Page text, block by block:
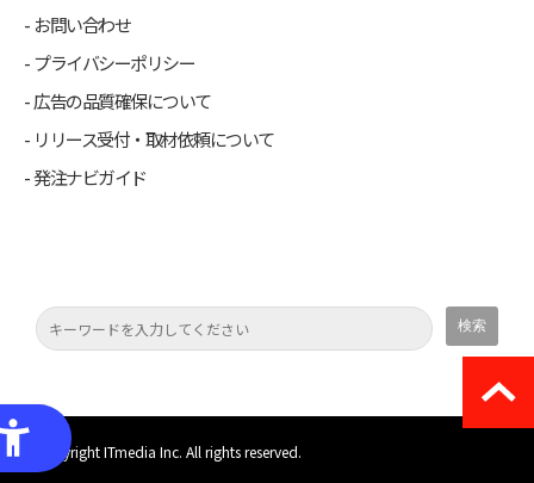
お問い合わせ
プライバシーポリシー
広告の品質確保について
リリース受付・取材依頼について
発注ナビガイド
(C) Copyright ITmedia Inc. All rights reserved.